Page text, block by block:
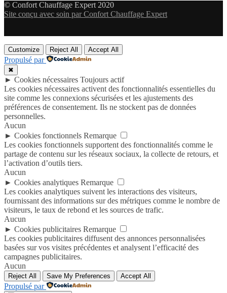
© Confort Chauffage Expert 2020
Site conçu avec soin par Confort Chauffage Expert
Customize Reject All Accept All
Propulsé par
✖
► Cookies nécessaires Toujours actif
Les cookies nécessaires activent des fonctionnalités essentielles du
site comme les connexions sécurisées et les ajustements des
préférences de consentement. Ils ne stockent pas de données
personnelles.
Aucun
► Cookies fonctionnels Remarque
Les cookies fonctionnels supportent des fonctionnalités comme le
partage de contenu sur les réseaux sociaux, la collecte de retours, et
l’activation d’outils tiers.
Aucun
► Cookies analytiques Remarque
Les cookies analytiques suivent les interactions des visiteurs,
fournissant des informations sur des métriques comme le nombre de
visiteurs, le taux de rebond et les sources de trafic.
Aucun
► Cookies publicitaires Remarque
Les cookies publicitaires diffusent des annonces personnalisées
basées sur vos visites précédentes et analysent l’efficacité des
campagnes publicitaires.
Aucun
Reject All Save My Preferences Accept All
Propulsé par